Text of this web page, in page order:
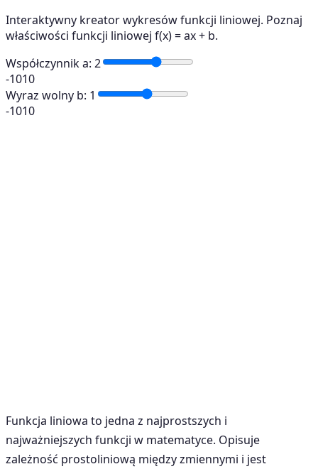
Interaktywny kreator wykresów funkcji liniowej. Poznaj
właściwości funkcji liniowej f(x) = ax + b.
Współczynnik a: 2
-1010
Wyraz wolny b: 1
-1010
Funkcja liniowa to jedna z najprostszych i
najważniejszych funkcji w matematyce. Opisuje
zależność prostoliniową między zmiennymi i jest